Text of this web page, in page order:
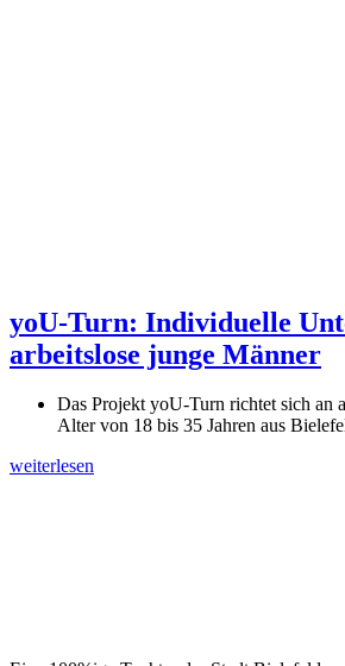
yoU-Turn: Individuelle
arbeitslose junge Männer
Das Projekt yoU-Turn richtet sich an
Alter von 18 bis 35 Jahren aus
weiterlesen